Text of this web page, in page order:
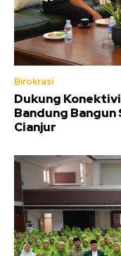
Birokrasi
Dukung
Bandung
Cianjur